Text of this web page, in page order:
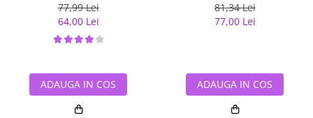
77,99 Lei
64,00 Lei
ADAUGA IN COS
81,34 Lei
77,00 Lei
ADAUGA IN COS